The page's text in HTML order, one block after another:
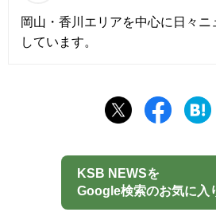
岡山・香川エリアを中心に日々
しています。
KSB NEWSを
Google検索のお気に入